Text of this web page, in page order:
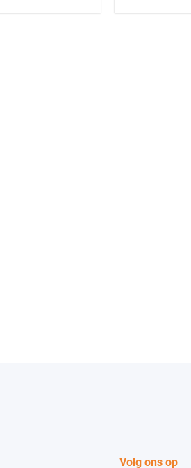
Volg ons op